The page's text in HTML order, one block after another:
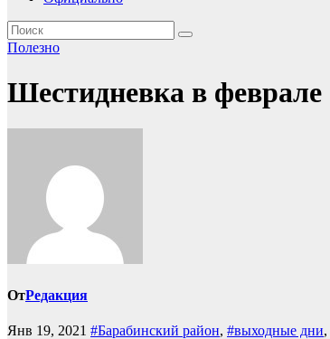
Полезно
Шестидневка в феврале
ОтРедакция
Янв 19, 2021 #Барабинский район, #выходные дни,